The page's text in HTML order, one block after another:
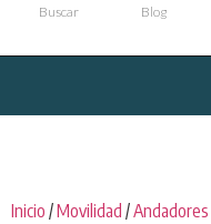
Buscar Blog
Inicio /Movilidad /Andadores